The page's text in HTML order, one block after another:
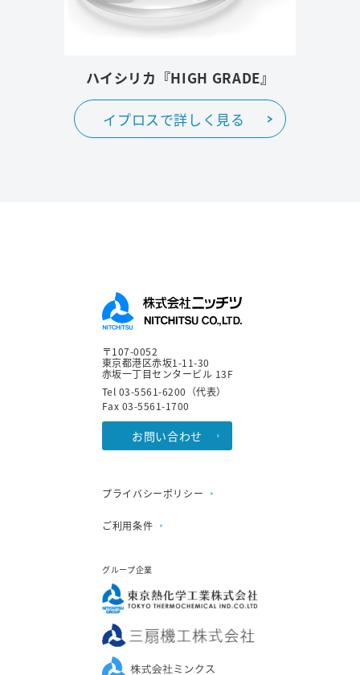
ハイシリカ『HIGH GRADE』
イプロスで詳しく見る
〒107-0052
東京都港区赤坂1-11-30
赤坂一丁目センタービル 13F
Tel 03-5561-6200（代表）
Fax 03-5561-1700
お問い合わせ
プライバシーポリシー
ご利用条件
グループ企業